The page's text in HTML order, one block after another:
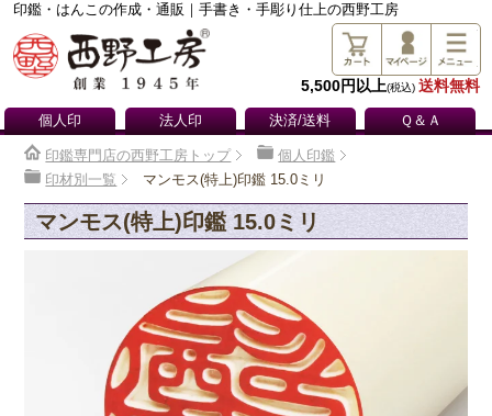
印鑑・はんこの作成・通販｜手書き・手彫り仕上の西野工房
5,500円以上(税込) 送料無料
個人印 法人印 決済/送料 Ｑ＆Ａ
印鑑専門店の西野工房トップ
個人印鑑
印材別一覧
マンモス(特上)印鑑 15.0ミリ
マンモス(特上)印鑑 15.0ミリ